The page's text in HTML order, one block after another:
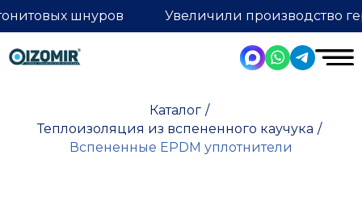
Увеличили производство
шнуров
Каталог /
Теплоизоляция из вспененного каучука /
Вспененные EPDM уплотнители